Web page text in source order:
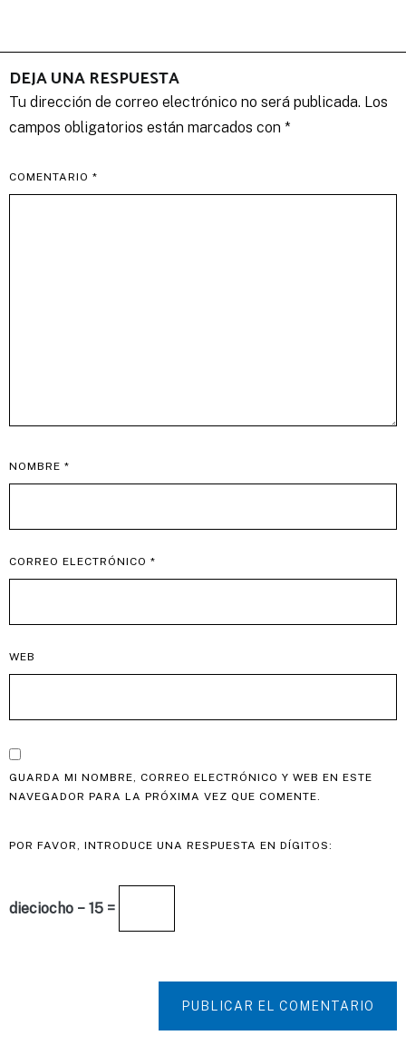
DEJA UNA RESPUESTA
Tu dirección de correo electrónico no será publicada. Los
campos obligatorios están marcados con *
COMENTARIO *
NOMBRE *
CORREO ELECTRÓNICO *
WEB
GUARDA MI NOMBRE, CORREO ELECTRÓNICO Y WEB EN ESTE
NAVEGADOR PARA LA PRÓXIMA VEZ QUE COMENTE.
POR FAVOR, INTRODUCE UNA RESPUESTA EN DÍGITOS:
dieciocho − 15 =
PUBLICAR EL COMENTARIO